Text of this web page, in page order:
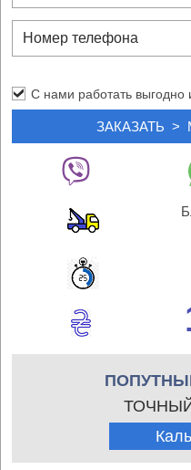
С нами работать выгодно